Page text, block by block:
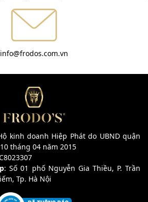
info@frodos.com.vn
kinh doanh Hiệp Phát do UBND quận
tháng 04 năm 2015
: Số 01 phố Nguyễn Gia Thiều, P. Trần
Tp. Hà Nội